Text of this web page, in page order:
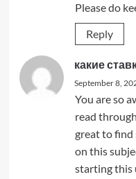
Please do
Reply
какие
September 8,
You are so
read
great to find
on this
starting this